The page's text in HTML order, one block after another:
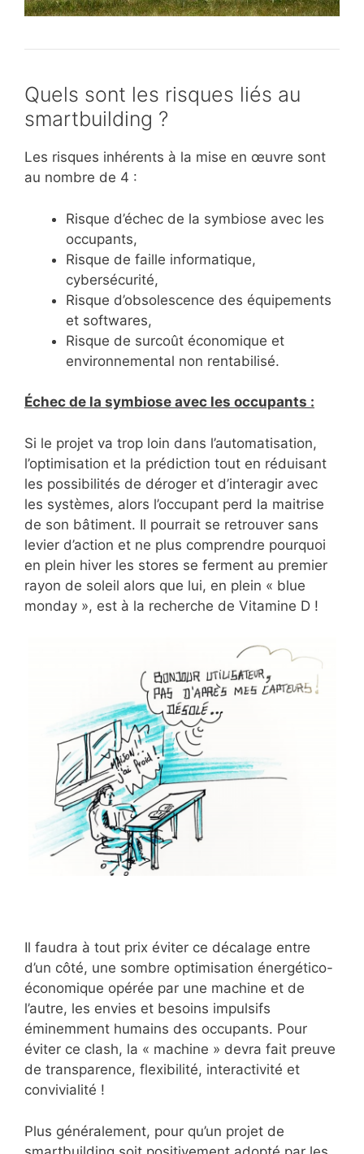
Quels sont les risques liés au
smartbuilding ?
Les risques inhérents à la mise en œuvre sont
au nombre de 4 :
Risque d’échec de la symbiose avec les
occupants,
Risque de faille informatique,
cybersécurité,
Risque d’obsolescence des équipements
et softwares,
Risque de surcoût économique et
environnemental non rentabilisé.
Échec de la symbiose avec les occupants :
Si le projet va trop loin dans l’automatisation,
l’optimisation et la prédiction tout en réduisant
les possibilités de déroger et d’interagir avec
les systèmes, alors l’occupant perd la maitrise
de son bâtiment. Il pourrait se retrouver sans
levier d’action et ne plus comprendre pourquoi
en plein hiver les stores se ferment au premier
rayon de soleil alors que lui, en plein « blue
monday », est à la recherche de Vitamine D !
Il faudra à tout prix éviter ce décalage entre
d’un côté, une sombre optimisation énergético-
économique opérée par une machine et de
l’autre, les envies et besoins impulsifs
éminemment humains des occupants. Pour
éviter ce clash, la « machine » devra fait preuve
de transparence, flexibilité, interactivité et
convivialité !
Plus généralement, pour qu’un projet de